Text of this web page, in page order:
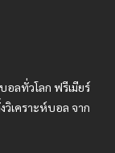
ลทั่วโลก ฟรีเมียร์
เคราะห์บอล จาก